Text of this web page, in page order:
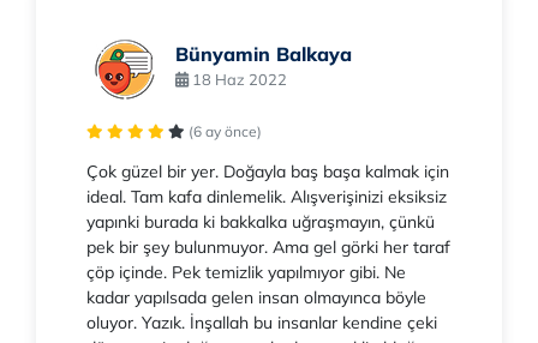
Bünyamin Balkaya
18 Haz 2022
(6 ay önce)
Çok güzel bir yer. Doğayla baş başa kalmak için
ideal. Tam kafa dinlemelik. Alışverişinizi eksiksiz
yapınki burada ki bakkalka uğraşmayın, çünkü
pek bir şey bulunmuyor. Ama gel görki her taraf
çöp içinde. Pek temizlik yapılmıyor gibi. Ne
kadar yapılsada gelen insan olmayınca böyle
oluyor. Yazık. İnşallah bu insanlar kendine çeki